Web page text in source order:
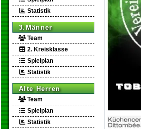
Statistik
3.Männer
Team
2. Kreisklasse
Spielplan
Statistik
Alte Herren
Team
Spielplan
Statistik